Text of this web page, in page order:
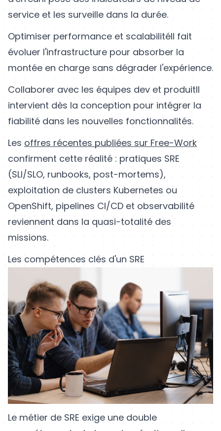
service et les surveille dans la durée.
Optimiser performance et scalabilitéIl fait
évoluer l'infrastructure pour absorber la
montée en charge sans dégrader l'expérience.
Collaborer avec les équipes dev et produitIl
intervient dès la conception pour intégrer la
fiabilité dans les nouvelles fonctionnalités.
Les offres récentes publiées sur Free-Work
confirment cette réalité : pratiques SRE
(SLI/SLO, runbooks, post-mortems),
exploitation de clusters Kubernetes ou
OpenShift, pipelines CI/CD et observabilité
reviennent dans la quasi-totalité des
missions.
Les compétences clés d'un SRE
Le métier de SRE exige une double